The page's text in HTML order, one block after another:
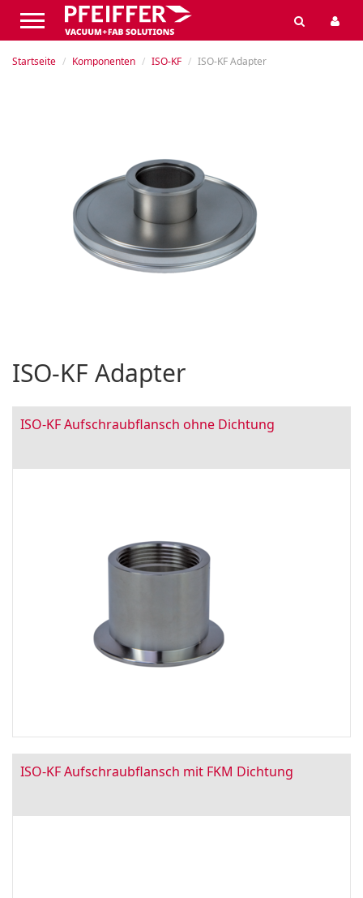
Startseite Komponenten ISO-KF ISO-KF Adapter
ISO-KF Adapter
ISO-KF Aufschraubflansch ohne Dichtung
ISO-KF Aufschraubflansch mit FKM Dichtung